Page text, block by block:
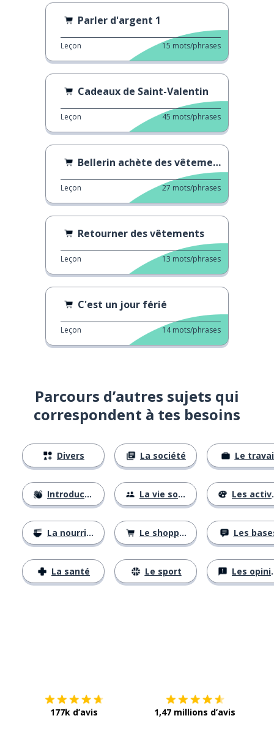
Parler d'argent 1
Leçon 15 mots/phrases
Cadeaux de Saint-Valentin
Leçon 45 mots/phrases
Bellerin achète des vêtements d'occasion
Leçon 27 mots/phrases
Retourner des vêtements
Leçon 13 mots/phrases
C'est un jour férié
Leçon 14 mots/phrases
Parcours d’autres sujets qui
correspondent à tes besoins
Divers
Introductions
La nourriture
La santé
La société
La vie sociale
Le shopping
Le sport
Le
Les activités
Les
Les opinions
177k d’avis 1,47 millions d’avis